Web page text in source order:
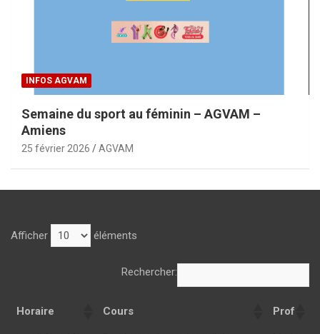
INFOS AGVAM
Semaine du sport au féminin – AGVAM –
Amiens
25 février 2026 AGVAM
Afficher éléments
Rechercher:
Horaire Cours
Prof